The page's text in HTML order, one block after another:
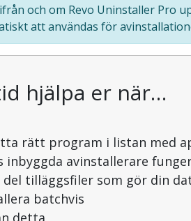
och om Revo Uninstaller Pro
att användas för
hjälpa er när…
rätt program i listan med
inbyggda avinstallerare
del tilläggsfiler som gör din
batchvis
detta